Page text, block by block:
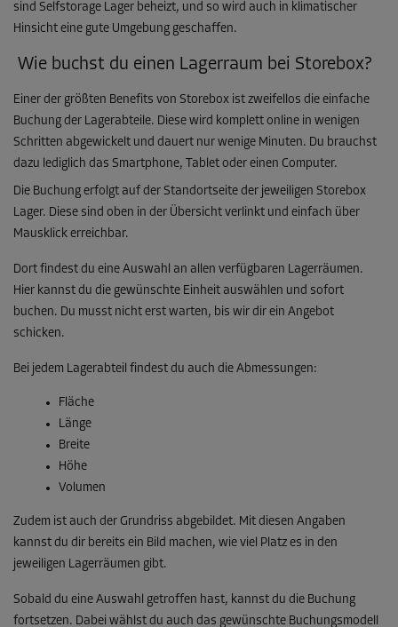
sind Selfstorage Lager beheizt, und so wird auch in klimatischer
Hinsicht eine gute Umgebung geschaffen.
Wie buchst du einen Lagerraum bei Storebox?
Einer der größten Benefits von Storebox ist zweifellos die einfache
Buchung der Lagerabteile. Diese wird komplett online in wenigen
Schritten abgewickelt und dauert nur wenige Minuten. Du brauchst
dazu lediglich das Smartphone, Tablet oder einen Computer.
Die Buchung erfolgt auf der Standortseite der jeweiligen Storebox
Lager. Diese sind oben in der Übersicht verlinkt und einfach über
Mausklick erreichbar.
Dort findest du eine Auswahl an allen verfügbaren Lagerräumen.
Hier kannst du die gewünschte Einheit auswählen und sofort
buchen. Du musst nicht erst warten, bis wir dir ein Angebot
schicken.
Bei jedem Lagerabteil findest du auch die Abmessungen:
Fläche
Länge
Breite
Höhe
Volumen
Zudem ist auch der Grundriss abgebildet. Mit diesen Angaben
kannst du dir bereits ein Bild machen, wie viel Platz es in den
jeweiligen Lagerräumen gibt.
Sobald du eine Auswahl getroffen hast, kannst du die Buchung
fortsetzen. Dabei wählst du auch das gewünschte Buchungsmodell